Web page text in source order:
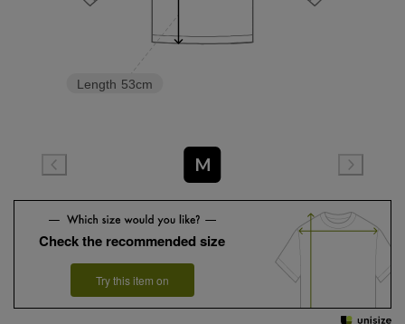
Length 53cm
M
Check the recommended size
Try this item on